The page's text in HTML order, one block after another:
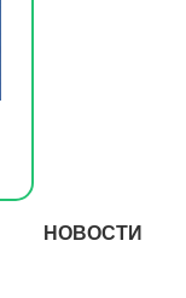
НОВОСТИ